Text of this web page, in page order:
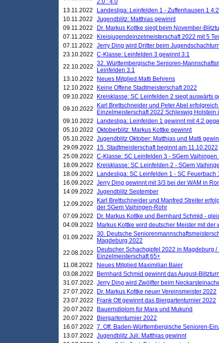
2.0 : 4.0
13.11.2022
Landesliga: Leinfelden 1 - Zuffenhausen 1 4:2
10.11.2022
Jugendblitz: Matthias gewinnt
09.11.2022
Dr. Markus Kottke siegt beim November-
07.11.2022
Kreisjugendeinzelmeisterschaft 2022 mit 5
07.11.2022
Jerry Ding wird Dritter beim
23.10.2022 C-Klasse: Leinfelden 3 gewinnt 3:1
22.10.2022 32. Württembergische Senioren-
Leinfelden 3:1
13.10.2022
Neues Mitglied Matti Behrens
12.10.2022
Keine Offene Stadtmeisterschaft 2022
09.10.2022
Kreisklasse: SC Leinfelden 2 siegt auswärts
09.10.2022
Karl Brettschneider und Peter Abel
Einzelmeisterschaft 2022 Schleswig Holstein
09.10.2022
Landesliga: Leinfelden 1 gewinnt mit 4:2
05.10.2022 Oktoberblitz: Markus Kottke gewinnt
05.10.2022 Jugendblitz Oktober: Matthias und Matti
29.09.2022
15. Stadtmeisterschaft beginnt am 11.10.2022
25.09.2022 C-Klasse: SC Leinfelden 3 - SGem Vaihingen
18.09.2022
Kreisklasse: SC Leinfelden 2 - SGem
18.09.2022
Landesliga: SC Leinfelden 1 - SC Feuerbach
16.09.2022 Jerry Ding gewinnt mit 3/3 bei der WAM in
14.09.2022 Jugendblitz September
12.09.2022
Karl Brettschneider und Manfred Streiter
der SGem Vaihingen-Rohr
07.09.2022
Dr. Markus Kottke und Bernhard Schmid -
04.09.2022
Markus Kottke wird deutscher Meister mit
01.09.2022 30. Deutsche
Magdeburg 2022
22.08.2022
Deutscher Schachgipfel 2022 in Magdeburg
Einzelmeisterschaft 65+
11.08.2022
Neues Mitglied Maximilian Baier
03.08.2022
Bernhard Schmid gewinnt das August-
31.07.2022 Jerry Ding wird Zwölfter beim
27.07.2022
Dr. Markus Kottke neuer Vereinsmeister 2022
23.07.2022
Frank Ott gewinnt das Biergartenturnier 2022
20.07.2022
Bauerndiplom für Mara und Mukund
20.07.2022
Biergartenturnier 2022
16.07.2022 7. Off. Baden-Württembergische Senioren-
13.07.2022 Jugendblitz Juli: Matthias gewinnt